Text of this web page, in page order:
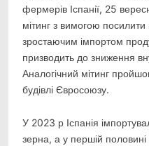
фермерів Іспанії, 25
мітинг з вимогою посилити
зростаючим імпортом
призводить до зниження
Аналогічний мітинг
будівлі Євросоюзу.
У 2023 р Іспанія
зерна, а у першій